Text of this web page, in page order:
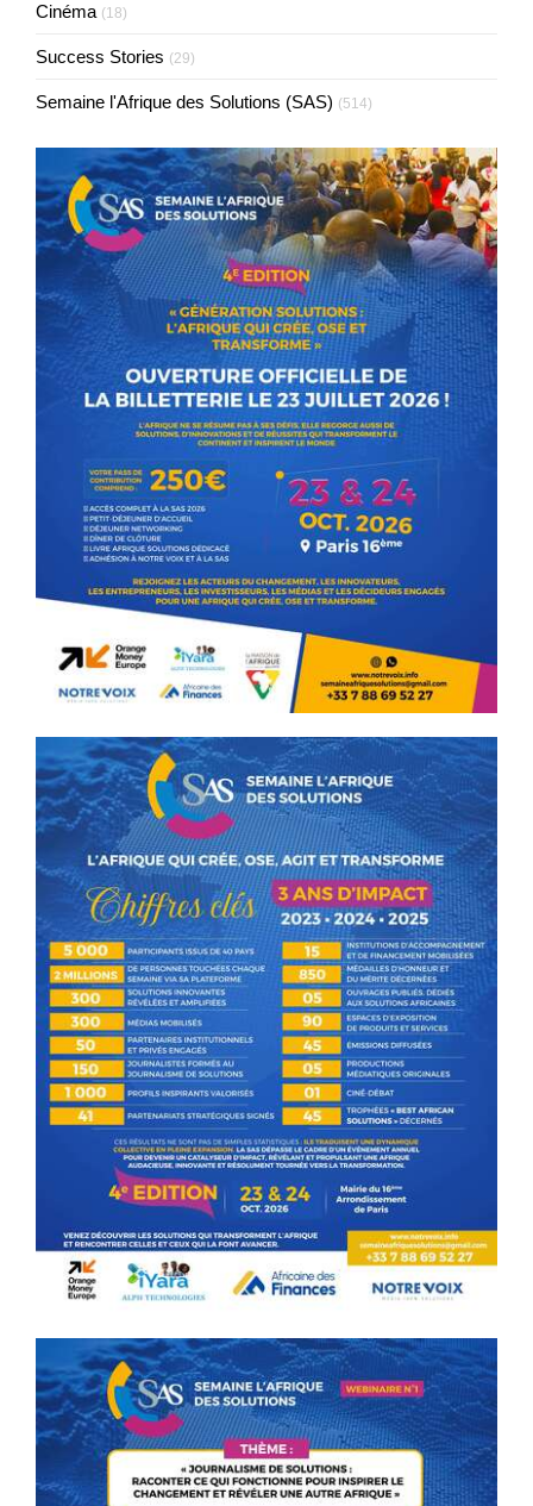
Cinéma (18)
Success Stories (29)
Semaine l'Afrique des Solutions (SAS) (514)